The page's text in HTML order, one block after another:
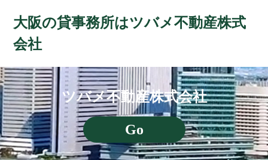
大阪の貸事務所はツバメ不動産株式
会社
ツバメ不動産株式会社
Go